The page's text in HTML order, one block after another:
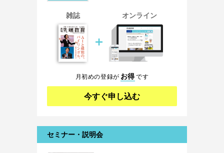
雑誌
＋
オンライン
月初めの登録が お得です
今すぐ申し込む
セミナー・説明会